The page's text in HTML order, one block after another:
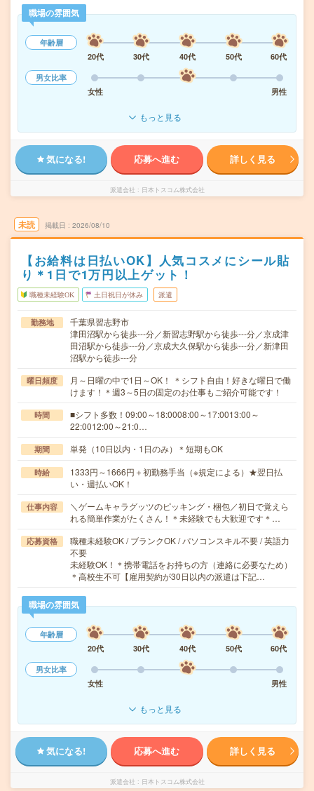
職場の雰囲気
年齢層
20代
30代 40代 50代
60代
男女比率
女性
男性
もっと見る
気になる! 応募へ進む 詳しく見る
派遣会社 日本トスコム株式会社
未読 掲載日 2026/08/10
【お給料は日払いOK】人気コスメにシール貼
り＊1日で1万円以上ゲット！
職種未経験OK 土日祝日が休み 派遣
勤務地
千葉県習志野市
津田沼駅から徒歩---分／新習志野駅から徒歩---分／京成津
田沼駅から徒歩---分／京成大久保駅から徒歩---分／新津田
沼駅から徒歩---分
曜日頻度
月～日曜の中で1日～OK！ ＊シフト自由！好きな曜日で働
けます！＊週3～5日の固定のお仕事もご紹介可能です！
時間
■シフト多数！09:00～18:0008:00～17:0013:00～
22:0012:00～21:0…
期間 単発（10日以内・1日のみ）＊短期もOK
時給
1333円～1666円＋初勤務手当（※規定による）★翌日払
い・週払いOK！
仕事内容
＼ゲームキャラグッツのピッキング・梱包／初日で覚えら
れる簡単作業がたくさん！＊未経験でも大歓迎です＊…
応募資格
職種未経験OK / ブランクOK / パソコンスキル不要 / 英語力
不要
未経験OK！＊携帯電話をお持ちの方（連絡に必要なため）
＊高校生不可【雇用契約が30日以内の派遣は下記…
職場の雰囲気
年齢層
20代
30代 40代 50代
60代
男女比率
女性
男性
もっと見る
気になる! 応募へ進む 詳しく見る
派遣会社 日本トスコム株式会社